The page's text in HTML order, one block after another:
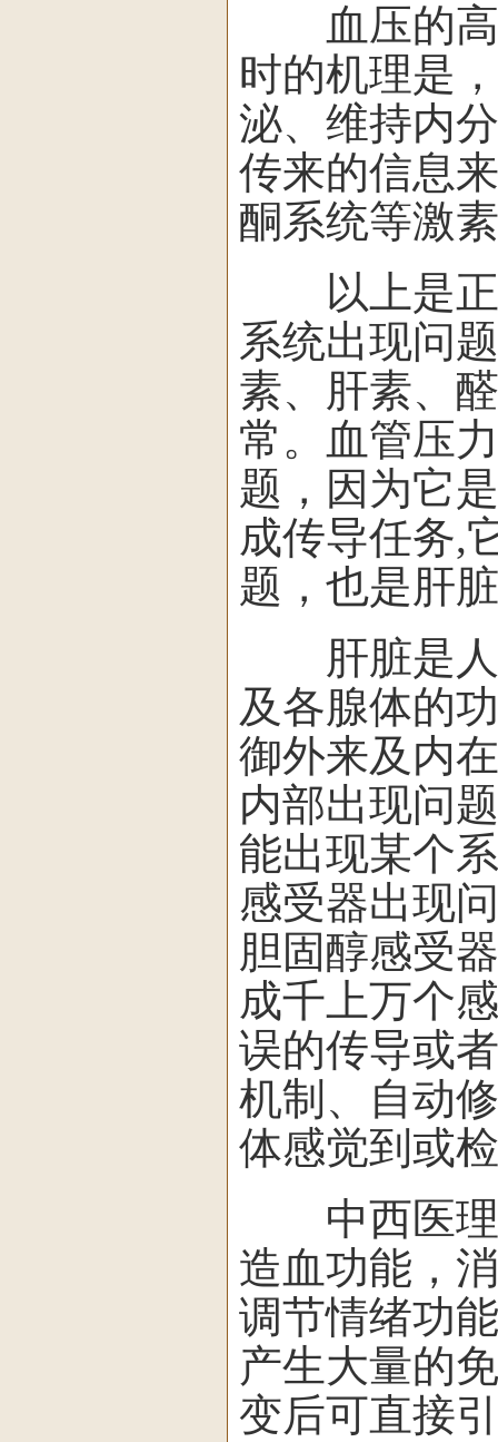
血压的高
时的机理是
泌、维持内
传来的信息
酮系统等激
以上是正
系统出现问
素、肝素、
常。血管压
题，因为它
成传导任务,
题，也是肝
肝脏是人
及各腺体的
御外来及内
内部出现问
能出现某个
感受器出现
胆固醇感受
成千上万个
误的传导或
机制、自动
体感觉到或
中西医理
造血功能，
调节情绪功
产生大量的
变后可直接